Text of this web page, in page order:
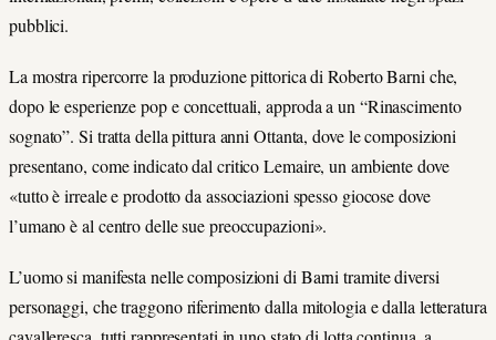
pubblici.
La mostra ripercorre la produzione pittorica di Roberto Barni che,
dopo le esperienze pop e concettuali, approda a un “Rinascimento
sognato”. Si tratta della pittura anni Ottanta, dove le composizioni
presentano, come indicato dal critico Lemaire, un ambiente dove
«tutto è irreale e prodotto da associazioni spesso giocose dove
l’umano è al centro delle sue preoccupazioni».
L’uomo si manifesta nelle composizioni di Barni tramite diversi
personaggi, che traggono riferimento dalla mitologia e dalla letteratura